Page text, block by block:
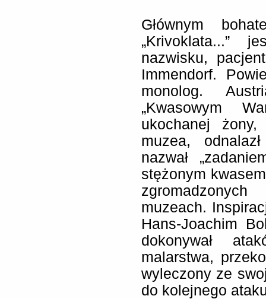
Głównym
„Krivoklata...”
nazwisku,
Immendorf.
monolog.
„Kwasowym
ukochanej
muzea,
nazwał
stężonym
muzeach.
Hans-Joachim
dokonywał
malarstwa,
wyleczony ze
do kolejnego